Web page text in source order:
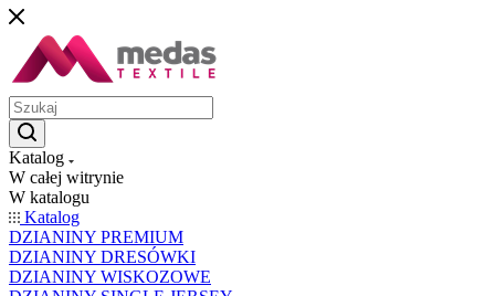
Katalog
W całej witrynie
W katalogu
Katalog
DZIANINY PREMIUM
DZIANINY DRESÓWKI
DZIANINY WISKOZOWE